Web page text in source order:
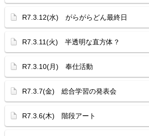
R7.3.12(水) がらがらどん最終日
R7.3.11(火) 半透明な直方体？
R7.3.10(月) 奉仕活動
R7.3.7(金) 総合学習の発表会
R7.3.6(木) 階段アート